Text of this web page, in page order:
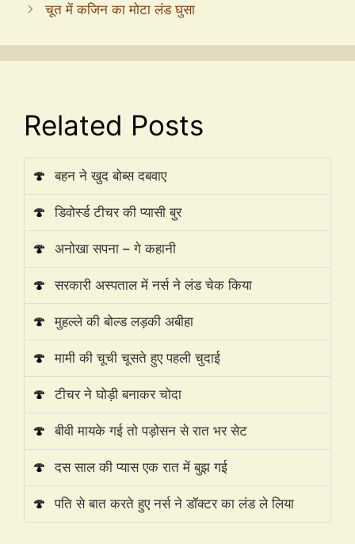
चूत में कजिन का मोटा लंड घुसा
Related Posts
🍄 बहन ने खुद बोब्स दबवाए
🍄 डिवोर्स्ड टीचर की प्यासी बुर
🍄 अनोखा सपना – गे कहानी
🍄 सरकारी अस्पताल में नर्स ने लंड चेक किया
🍄 मुहल्ले की बोल्ड लड़की अबीहा
🍄 मामी की चूची चूसते हुए पहली चुदाई
🍄 टीचर ने घोड़ी बनाकर चोदा
🍄 बीवी मायके गई तो पड़ोसन से रात भर सेट
🍄 दस साल की प्यास एक रात में बुझ गई
🍄 पति से बात करते हुए नर्स ने डॉक्टर का लंड ले लिया